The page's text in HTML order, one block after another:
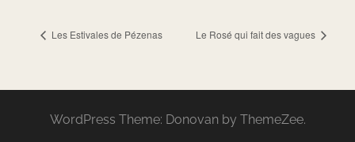
Les Estivales de Pézenas Le Rosé qui fait des vagues
WordPress Theme: Donovan by ThemeZee.